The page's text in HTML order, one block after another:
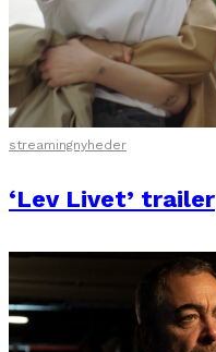
streamingnyheder
‘Lev Livet’ trailer